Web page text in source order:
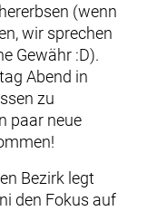
(wenn
wir sprechen
Gewähr :D).
Abend in
zu
paar neue
Bezirk legt
den Fokus auf